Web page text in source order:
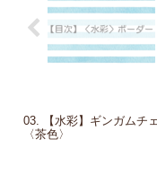
03. 【水彩】ギンガムチ
〈茶色〉